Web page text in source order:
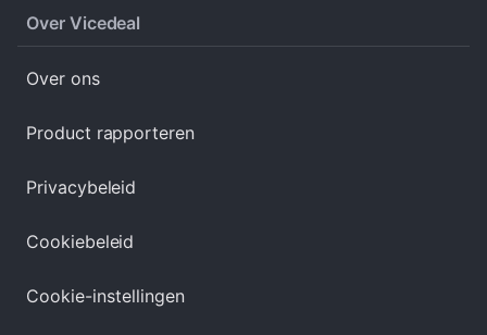
Over Vicedeal
Over ons
Product rapporteren
Privacybeleid
Cookiebeleid
Cookie-instellingen